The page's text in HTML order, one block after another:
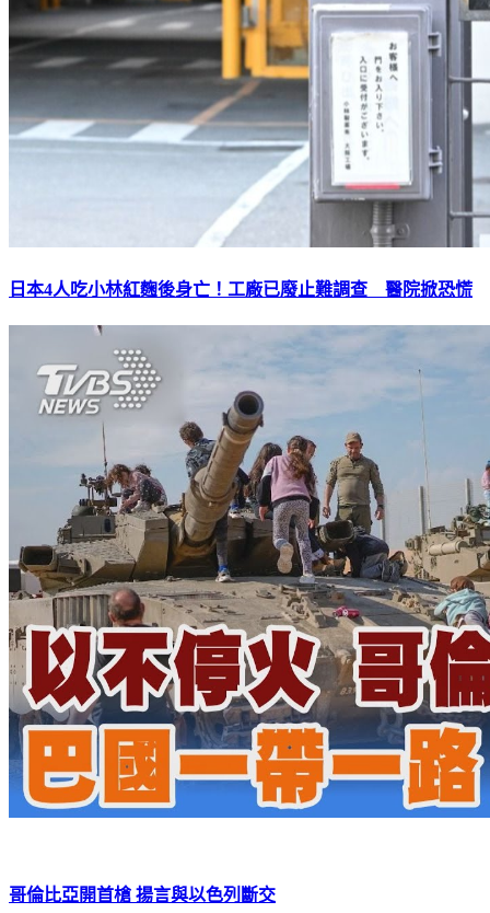
日本4人吃小林紅麴後身亡！工廠已廢止難調查 醫院掀恐慌
哥倫比亞開首槍 揚言與以色列斷交